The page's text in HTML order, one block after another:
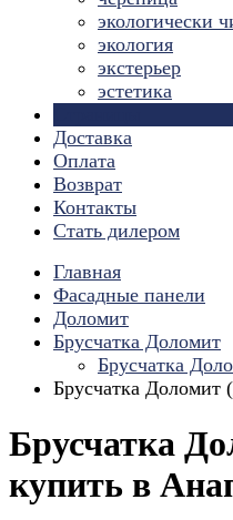
экологически
экология
экстерьер
эстетика
Доставка
Оплата
Возврат
Контакты
Стать дилером
Главная
Фасадные панели
Доломит
Брусчатка Доломит
Брусчатка
Брусчатка Доломит
Брусчатка
купить в